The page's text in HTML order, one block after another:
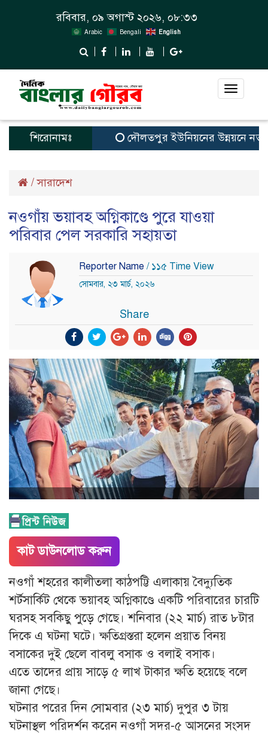
রবিবার, ০৯ অগাস্ট ২০২৬, ০৮:৩৩
Arabic Bengali English
Toggle
শিরোনামঃ দৌলতপুর ইউনিয়নের উন্নয়নে নতুন
/সারাদেশ
নওগাঁয় ভয়াবহ অগ্নিকাণ্ডে পুরে যাওয়া
পরিবার পেল সরকারি সহায়তা
Reporter Name / ১১৫ Time View
সোমবার, ২৩ মার্চ, ২০২৬
Share
কাট ডাউনলোড করুন
নওগাঁ শহরের কালীতলা কাঠপট্টি এলাকায় বৈদ্যুতিক
শর্টসার্কিট থেকে ভয়াবহ অগ্নিকাণ্ডে একটি পরিবারের চারটি
ঘরসহ সবকিছু পুড়ে গেছে। শনিবার (২২ মার্চ) রাত ৮টার
দিকে এ ঘটনা ঘটে। ক্ষতিগ্রস্তরা হলেন প্রয়াত বিনয়
বসাকের দুই ছেলে বাবলু বসাক ও বলাই বসাক।
এতে তাদের প্রায় সাড়ে ৫ লাখ টাকার ক্ষতি হয়েছে বলে
জানা গেছে।
ঘটনার পরের দিন সোমবার (২৩ মার্চ) দুপুর ৩ টায়
ঘটনাস্থল পরিদর্শন করেন নওগাঁ সদর-৫ আসনের সংসদ